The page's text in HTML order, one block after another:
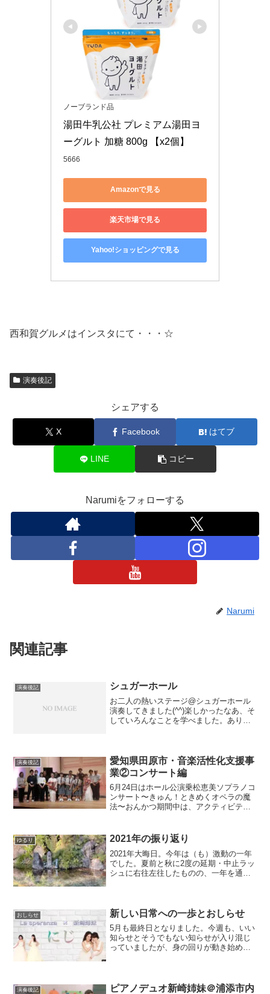
ノーブランド品
湯田牛乳公社 プレミアム湯田ヨ
ーグルト 加糖 800g 【x2個】
5666
Amazonで見る
楽天市場で見る
Yahoo!ショッピングで見る
西和賀グルメはインスタにて・・・☆
演奏後記
シェアする
X Facebook はてブ
LINE コピー
Narumiをフォローする
Narumi
関連記事
演奏後記 シュガーホール
お二人の熱いステージ@シュガーホール
演奏してきました(^^)楽しかったなあ、そ
していろんなことを学べました。ありが
ンサ...
演奏後記
愛知県田原市・音楽活性化支援事
業②コンサート編
6月24日はホール公演乗松恵美ソプラノコ
ンサート〜きゅん！ときめくオペラの魔
法〜おんかつ期間中は、アクティビティ
コンサートの後半は、蝶々夫人のハイラ
イトなので、技術スタ...
ゆるり 2021年の振り返り
2021年大晦日。今年は（も）激動の一年
でした。夏前と秋に2度の延期・中止ラッ
シュに右往左往したものの、一年を通し
したことのないハー...
おしらせ 新しい日常への一歩とおしらせ
5月も最終日となりました。今週も、いい
知らせとそうでもない知らせが入り混じ
っていましたが、身の回りが動き始めて
ン...
演奏後記
ピアノデュオ新崎姉妹＠浦添市内